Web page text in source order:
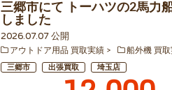
三郷市にて トーハツの2馬力
しました
2026.07.07 公開
アウトドア用品 買取実績 船外機 買
三郷市 出張買取 埼玉店